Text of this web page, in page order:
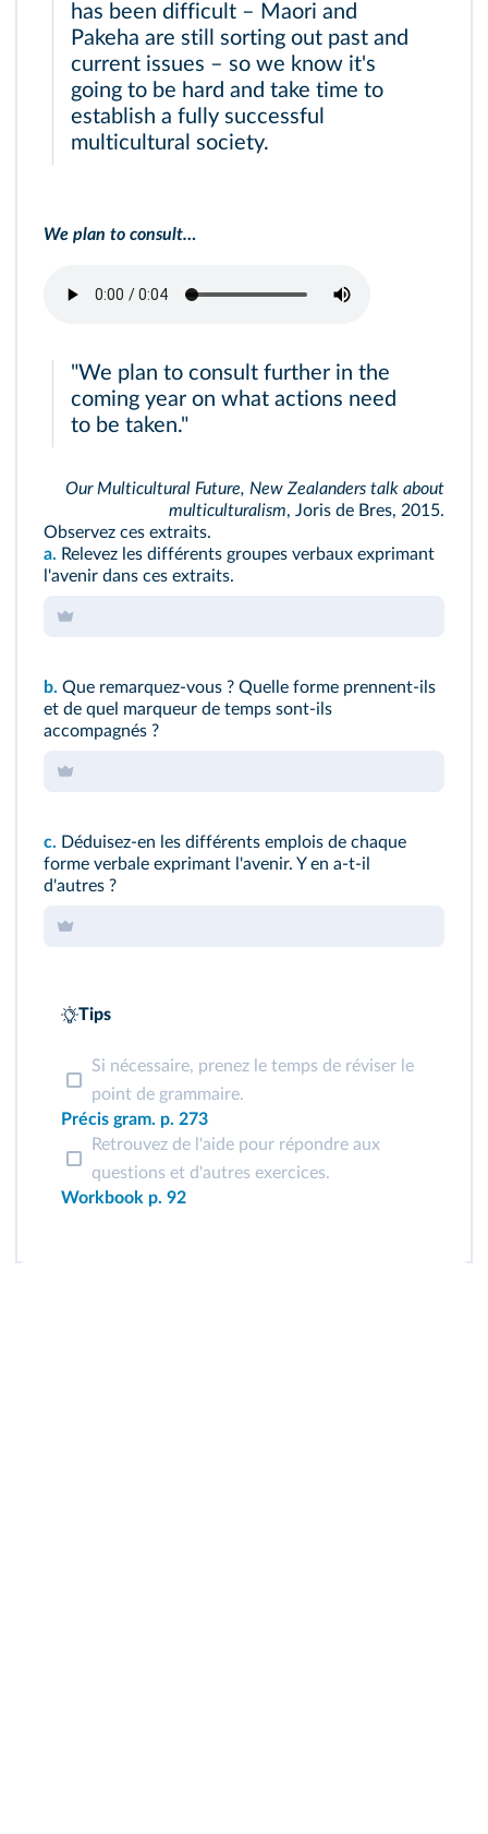
has been difficult – Maori and
Pakeha are still sorting out past and
current issues – so we know it's
going to be hard and take time to
establish a fully successful
multicultural society.
We plan to consult…
"We plan to consult further in the
coming year on what actions need
to be taken."
Our Multicultural Future, New Zealanders talk about
multiculturalism, Joris de Bres, 2015.
Observez ces extraits.
a. Relevez les différents groupes verbaux exprimant
l'avenir dans ces extraits.
b. Que remarquez-vous ? Quelle forme prennent-ils
et de quel marqueur de temps sont-ils
accompagnés ?
c. Déduisez-en les différents emplois de chaque
forme verbale exprimant l'avenir. Y en a-t-il
d'autres ?
Tips
Si nécessaire, prenez le temps de réviser le
point de grammaire.
Précis gram. p. 273
Retrouvez de l'aide pour répondre aux
questions et d'autres exercices.
Workbook p. 92